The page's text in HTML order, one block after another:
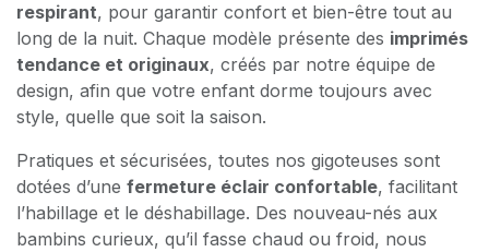
respirant, pour garantir confort et bien-être tout au
long de la nuit. Chaque modèle présente des imprimés
tendance et originaux, créés par notre équipe de
design, afin que votre enfant dorme toujours avec
style, quelle que soit la saison.
Pratiques et sécurisées, toutes nos gigoteuses sont
dotées d’une fermeture éclair confortable, facilitant
l’habillage et le déshabillage. Des nouveau-nés aux
bambins curieux, qu’il fasse chaud ou froid, nous